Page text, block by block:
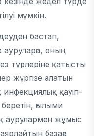
мүмкін.
бастап,
оның
түрлеріне қатысты
жүргізе алатын
қауіп-
ғылыми
аурулармен жұмыс
базаға